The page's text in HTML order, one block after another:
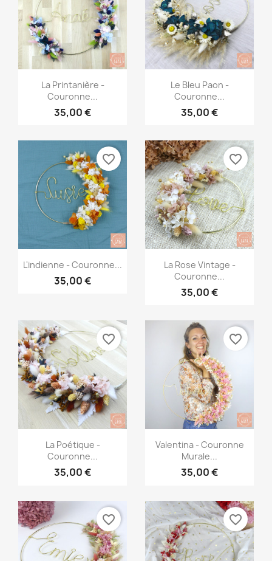
 Aperçu rapide
La Printanière -
Couronne...
35,00 €
Aperçu rapide
Le Bleu Paon -
Couronne...
35,00 €
Aperçu rapide
L'indienne - Couronne...
35,00 €
favorite_border
 Aperçu rapide
La Rose Vintage -
Couronne...
35,00 €
favorite_border
Aperçu rapide
La Poétique -
Couronne...
35,00 €
favorite_border
Aperçu rapide
Valentina - Couronne
Murale...
35,00 €
favorite_border
favorite_border favorite_border